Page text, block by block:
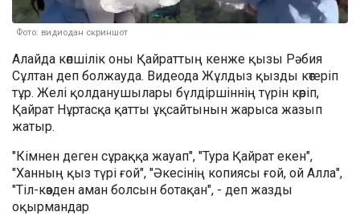
Фото: видиодан скриншот
Алайда көпшілік оны Қайраттың кенже қызы Рәбия
Сұлтан деп болжауда. Видеода Жұлдыз қызды көтеріп
тұр. Желі қолданушылары бүлдіршіннің түрін көріп,
Қайрат Нұртасқа қатты ұқсайтынын жарыса жазып
жатыр.
"Кімнен деген сұраққа жауап", "Тура Қайрат екен",
"Ханның қыз түрі ғой", "Әкесінің копиясы ғой, ой Алла",
"Тіл-көзден аман болсын ботақан", - деп жазды
оқырмандар